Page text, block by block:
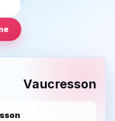
Vaucresson